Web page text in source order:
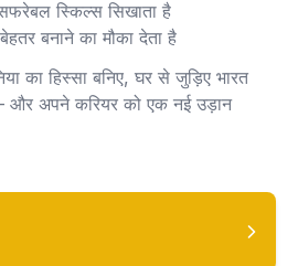
स्किल्स सिखाता है
बनाने का मौका देता है
का हिस्सा बनिए, घर से जुड़िए भारत
और अपने करियर को एक नई उड़ान